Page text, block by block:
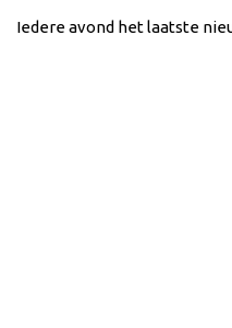
Iedere avond het laatste